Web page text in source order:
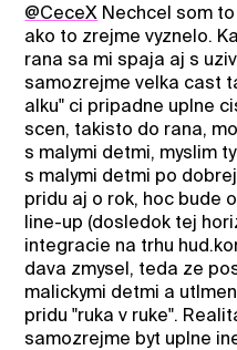
@CeceX Nechcel som
ako to zrejme vyznelo.
rana sa mi spaja aj s
samozrejme velka cast
alku" ci pripadne uplne
scen, takisto do rana,
s malymi detmi, myslim
s malymi detmi po
pridu aj o rok, hoc bude
line-up (dosledok tej
integracie na trhu
dava zmysel, teda ze
malickymi detmi a
pridu "ruka v ruke".
samozrejme byt uplne